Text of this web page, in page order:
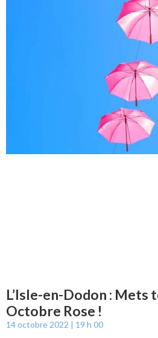
L’Isle-en-Dodon : Mets
Octobre Rose !
14 octobre 2022 19 h 00